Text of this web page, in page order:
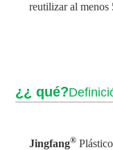
reutilizar al menos
¿¿ qué?
Jingfang®